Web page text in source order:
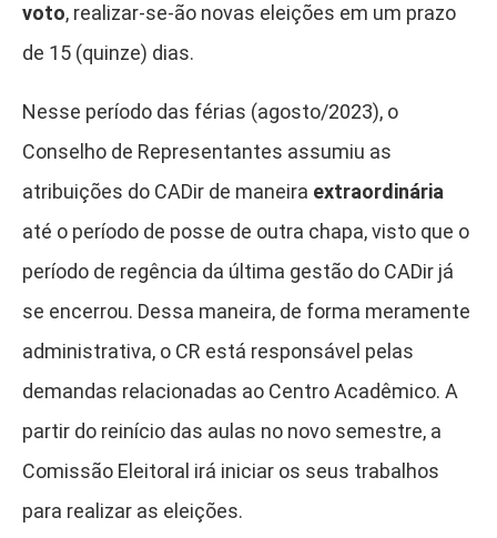
voto, realizar-se-ão novas eleições em um prazo
de 15 (quinze) dias.
Nesse período das férias (agosto/2023), o
Conselho de Representantes assumiu as
atribuições do CADir de maneira extraordinária
até o período de posse de outra chapa, visto que o
período de regência da última gestão do CADir já
se encerrou. Dessa maneira, de forma meramente
administrativa, o CR está responsável pelas
demandas relacionadas ao Centro Acadêmico. A
partir do reinício das aulas no novo semestre, a
Comissão Eleitoral irá iniciar os seus trabalhos
para realizar as eleições.